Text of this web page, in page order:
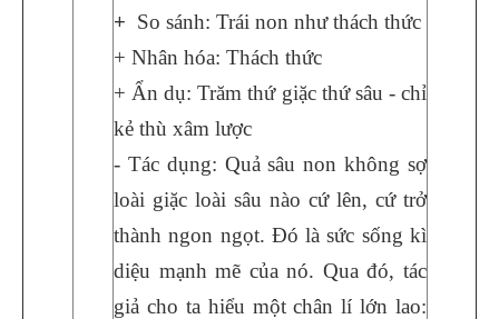
+ So sánh: Trái non như thách thức
+ Nhân hóa: Thách thức
+ Ẩn dụ: Trăm thứ giặc thứ sâu - chỉ
kẻ thù xâm lược
- Tác dụng: Quả sâu non không sợ
loài giặc loài sâu nào cứ lên, cứ trở
thành ngon ngọt. Đó là sức sống kì
diệu mạnh mẽ của nó. Qua đó, tác
giả cho ta hiểu một chân lí lớn lao: